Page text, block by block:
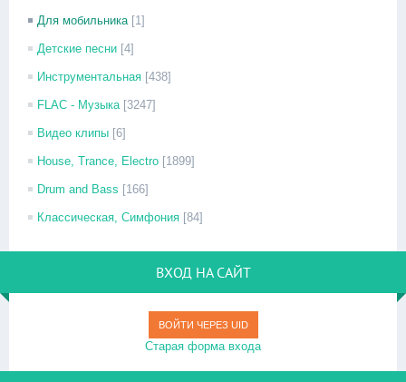
Для мобильника [1]
Детские песни [4]
Инструментальная [438]
FLAC - Музыка [3247]
Видео клипы [6]
House, Trance, Electro [1899]
Drum and Bass [166]
Классическая, Симфония [84]
ВХОД НА САЙТ
ВОЙТИ ЧЕРЕЗ UID
Старая форма входа